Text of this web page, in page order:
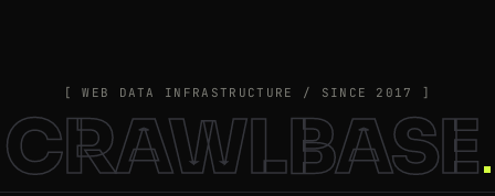
[ WEB DATA INFRASTRUCTURE / SINCE 2017 ]
CRAWLBASE